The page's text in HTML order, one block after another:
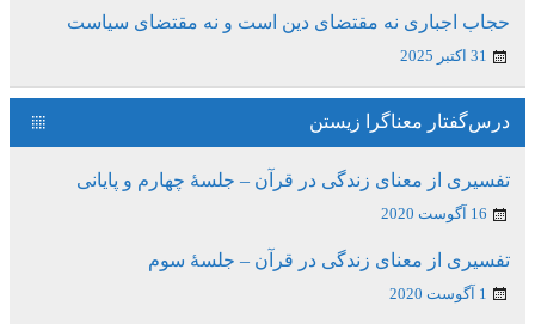
حجاب اجباری نه مقتضای دین است و نه مقتضای سیاست
31 اکتبر 2025
درس‌گفتار معناگرا زیستن
تفسیری از معنای زندگی در قرآن – جلسۀ چهارم و پایانی
16 آگوست 2020
تفسیری از معنای زندگی در قرآن – جلسۀ سوم
1 آگوست 2020